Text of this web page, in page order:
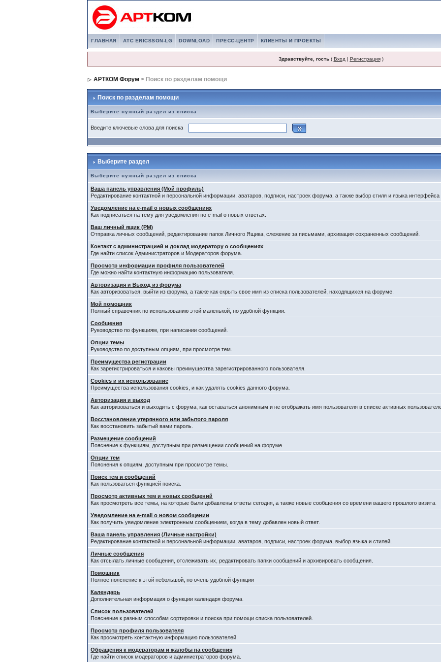
ГЛАВНАЯ АТС ERICSSON-LG DOWNLOAD ПРЕСС-ЦЕНТР КЛИЕНТЫ И ПРОЕКТЫ
Здравствуйте, гость( Вход | Регистрация)
АРТКОМ Форум > Поиск по разделам помощи
Поиск по разделам помощи
Выберите нужный раздел из списка
Введите ключевые слова для поиска
Выберите раздел
Выберите нужный раздел из списка
Ваша панель управления (Мой профиль)
Редактирование контактной и персональной информации, аватаров, подписи, настроек форума, а также выбор стиля и языка
Уведомление на e-mail о новых сообщениях
Как подписаться на тему для уведомления по e-mail о новых ответах.
Ваш личный ящик (PM)
Отправка личных сообщений, редактирование папок Личного Ящика, слежение за письмами, архивация сохраненных сообщений.
Контакт с администрацией и доклад модератору о сообщениях
Где найти список Администраторов и Модераторов форума.
Просмотр информации профиля пользователей
Где можно найти контактную информацию пользователя.
Авторизация и Выход из форума
Как авторизоваться, выйти из форума, а также как скрыть свое имя из списка пользователей, находящихся на форуме.
Мой помощник
Полный справочник по использованию этой маленькой, но удобной функции.
Сообщения
Руководство по функциям, при написании сообщений.
Опции темы
Руководство по доступным опциям, при просмотре тем.
Преимущества регистрации
Как зарегистрироваться и каковы преимущества зарегистрированного пользователя.
Cookies и их использование
Преимущества использования cookies, и как удалять cookies данного форума.
Авторизация и выход
Как авторизоваться и выходить с форума, как оставаться анонимным и не отображать имя пользователя в списке активных
Восстановление утерянного или забытого пароля
Как восстановить забытый вами пароль.
Размещение сообщений
Пояснение к функциям, доступным при размещении сообщений на форуме.
Опции тем
Пояснения к опциям, доступным при просмотре темы.
Поиск тем и сообщений
Как пользоваться функцией поиска.
Просмотр активных тем и новых сообщений
Как просмотреть все темы, на которые были добавлены ответы сегодня, а также новые сообщения со времени вашего прошлого визита.
Уведомление на е-mail о новом сообщении
Как получить уведомление электронным сообщением, когда в тему добавлен новый ответ.
Ваша панель управления (Личные настройки)
Редактирование контактной и персональной информации, аватаров, подписи, настроек форума, выбор языка и стилей.
Личные сообщения
Как отсылать личные сообщения, отслеживать их, редактировать папки сообщений и архивировать сообщения.
Помошник
Полное пояснение к этой небольшой, но очень удобной функции
Календарь
Дополнительная информация о функции календаря форума.
Список пользователей
Пояснение к разным способам сортировки и поиска при помощи списка пользователей.
Просмотр профиля пользователя
Как просмотреть контактную информацию пользователей.
Обращения к модераторам и жалобы на сообщения
Где найти список модераторов и администраторов форума.